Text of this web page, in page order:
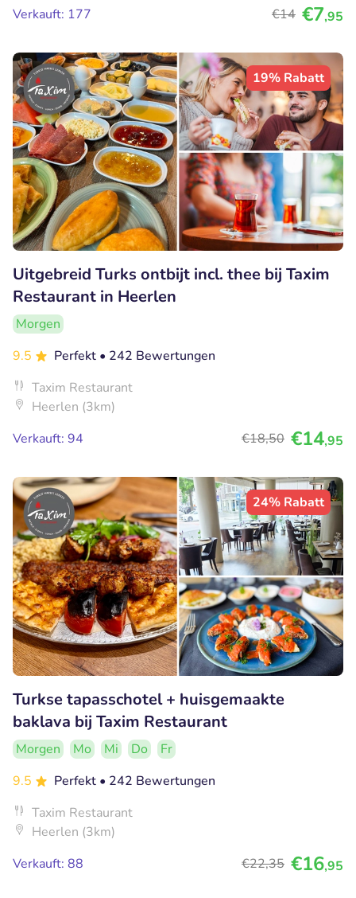
Verkauft: 177
€14 €7,95
19% Rabatt
Uitgebreid Turks ontbijt incl. thee bij Taxim
Restaurant in Heerlen
Morgen
9.5
Perfekt • 242 Bewertungen
Taxim Restaurant
Heerlen (3km)
Verkauft: 94
€18,50 €14,95
24% Rabatt
Turkse tapasschotel + huisgemaakte
baklava bij Taxim Restaurant
Morgen Mo Mi Do
Fr
9.5
Perfekt • 242 Bewertungen
Taxim Restaurant
Heerlen (3km)
Verkauft: 88
€22,35 €16,95